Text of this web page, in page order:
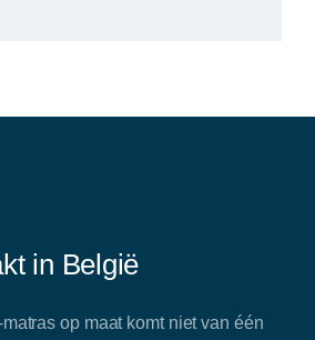
in België
op maat komt niet van één